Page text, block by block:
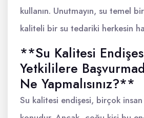
kullanın. Unutmayın, su temel
kaliteli bir su tedariki herkesin
**Su Kalitesi
Yetkililere
Ne Yapmalısınız?**
Su kalitesi endişesi, birçok